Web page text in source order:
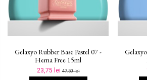
Gelaxyo Rubber Base Pastel 07 -
Hema Free 15ml
23,75 lei47,50 lei